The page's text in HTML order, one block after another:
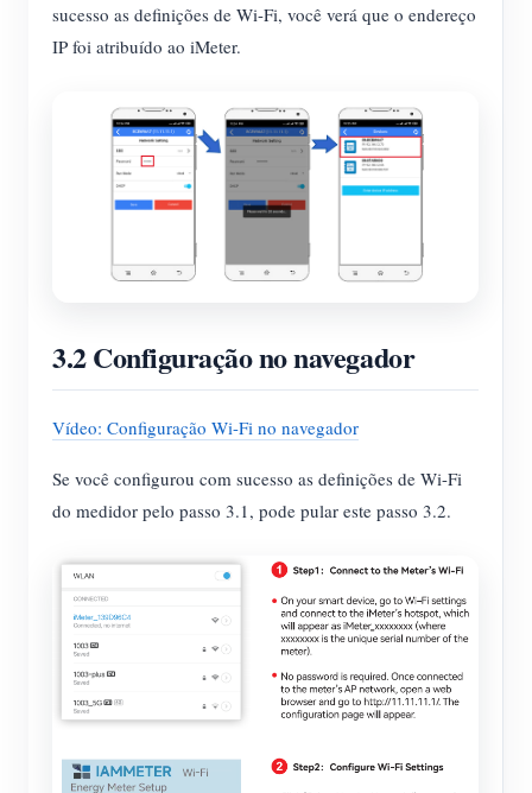
sucesso as definições de Wi-Fi, você verá que o endereço
IP foi atribuído ao iMeter.
3.2 Configuração no navegador
Vídeo: Configuração Wi-Fi no navegador
Se você configurou com sucesso as definições de Wi-Fi
do medidor pelo passo 3.1, pode pular este passo 3.2.